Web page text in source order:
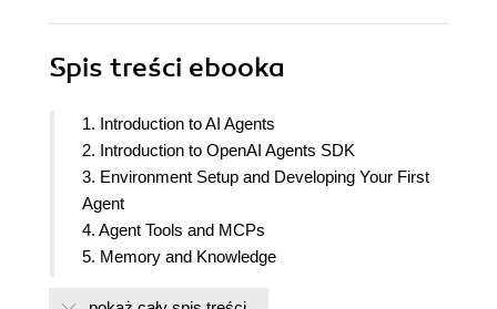
Spis treści ebooka
1. Introduction to AI Agents
2. Introduction to OpenAI Agents SDK
3. Environment Setup and Developing Your First
Agent
4. Agent Tools and MCPs
5. Memory and Knowledge